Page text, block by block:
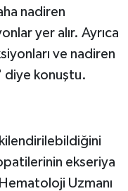
nadiren
yer alır. Ayrıca
ve nadiren
diye konuştu.
ekseriya
Uzmanı